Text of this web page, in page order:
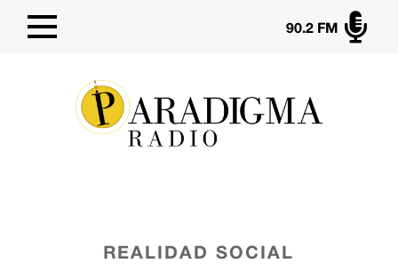

90.2 FM
REALIDAD SOCIAL